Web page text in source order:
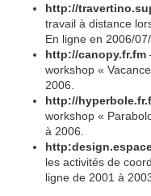
http://
travail à distance
En ligne en 2006/07/
http://canopy.fr.fm
workshop «
2006.
http://
workshop «
à 2006.
les activités de
ligne de 2001 à